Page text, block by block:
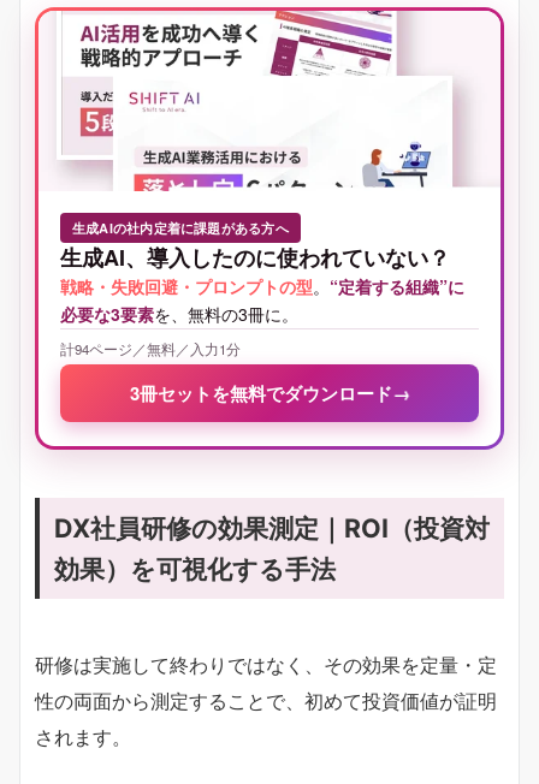
生成AIの社内定着に課題がある方へ
生成AI、導入したのに使われていない？
戦略・失敗回避・プロンプトの型。 “定着する組織”に
必要な3要素を、無料の3冊に。
計94ページ／無料／入力1分
3冊セットを無料でダウンロード→
DX社員研修の効果測定｜ROI（投資対
効果）を可視化する手法
研修は実施して終わりではなく、その効果を定量・定
性の両面から測定することで、初めて投資価値が証明
されます。